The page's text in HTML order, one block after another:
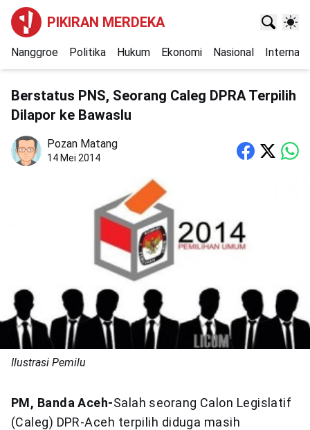
PIKIRAN MERDEKA
Nanggroe Politika Hukum Ekonomi Nasional
Berstatus PNS, Seorang Caleg DPRA Terpilih
Dilapor ke Bawaslu
Pozan Matang
14 Mei 2014
Ilustrasi Pemilu
PM, Banda Aceh-Salah seorang Calon Legislatif
(Caleg) DPR-Aceh terpilih diduga masih